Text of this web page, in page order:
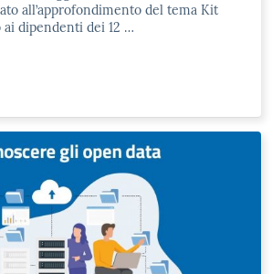
all’approfondimento del tema Kit
dipendenti dei 12 …